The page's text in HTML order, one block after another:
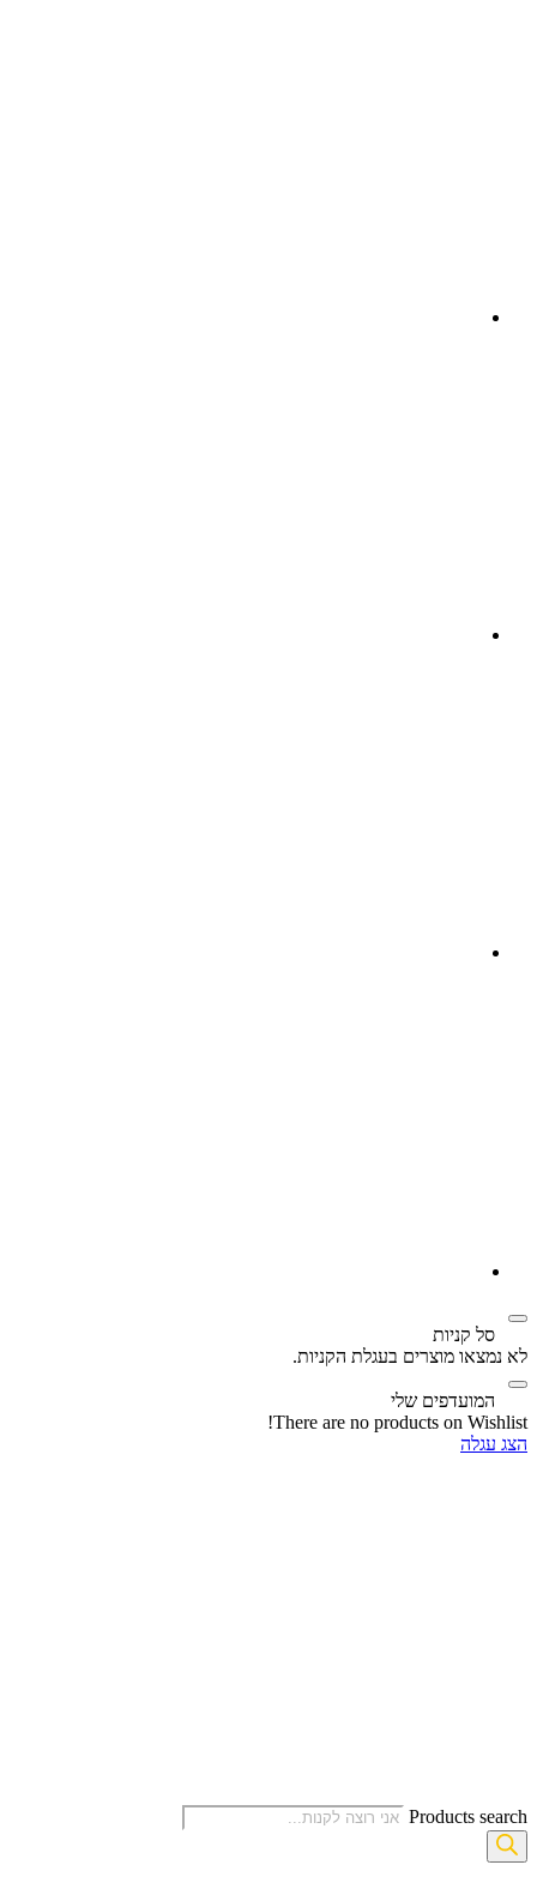
סל קניות‬
לא נמצאו מוצרים בעגלת הקניות.
המועדפים שלי
There are no products on Wishlist!
הצג עגלה
Products search